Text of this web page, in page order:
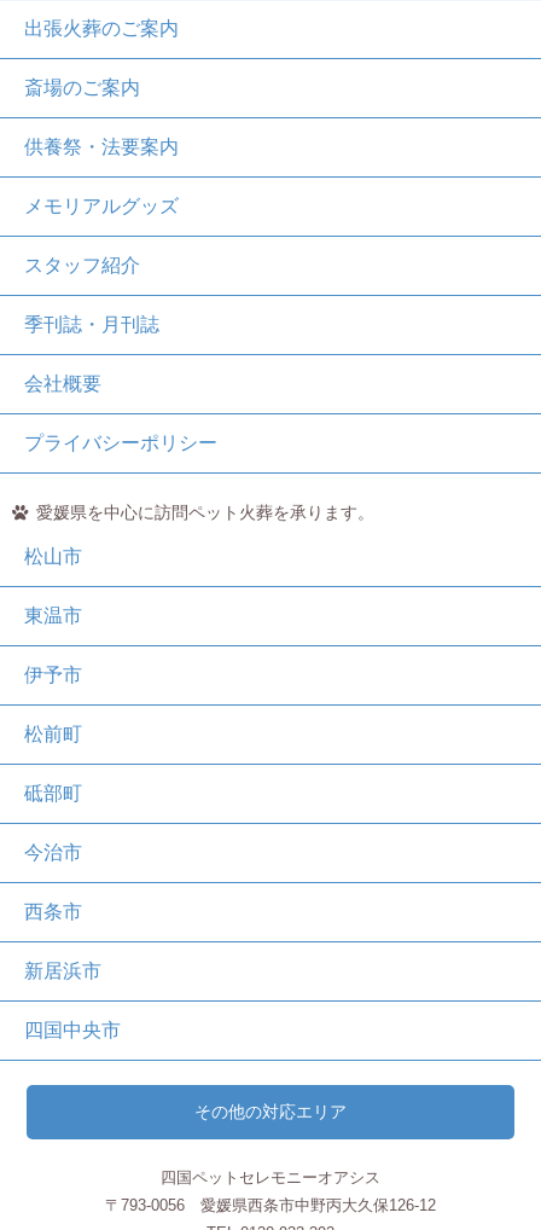
出張火葬のご案内
斎場のご案内
供養祭・法要案内
メモリアルグッズ
スタッフ紹介
季刊誌・月刊誌
会社概要
プライバシーポリシー
愛媛県を中心に訪問ペット火葬を承ります。
松山市
東温市
伊予市
松前町
砥部町
今治市
西条市
新居浜市
四国中央市
その他の対応エリア
四国ペットセレモニーオアシス
〒793-0056 愛媛県西条市中野丙大久保126-12